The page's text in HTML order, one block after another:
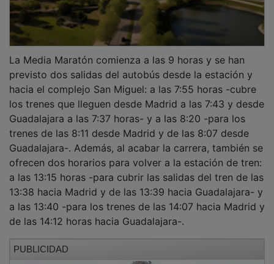
previsto dos salidas del autobús desde la estación y
hacia el complejo San Miguel: a las 7:55 horas -cubre
los trenes que lleguen desde Madrid a las 7:43 y desde
Guadalajara a las 7:37 horas- y a las 8:20 -para los
trenes de las 8:11 desde Madrid y de las 8:07 desde
Guadalajara-. Además, al acabar la carrera, también se
ofrecen dos horarios para volver a la estación de tren:
a las 13:15 horas -para cubrir las salidas del tren de las
13:38 hacia Madrid y de las 13:39 hacia Guadalajara- y
a las 13:40 -para los trenes de las 14:07 hacia Madrid y
de las 14:12 horas hacia Guadalajara-.